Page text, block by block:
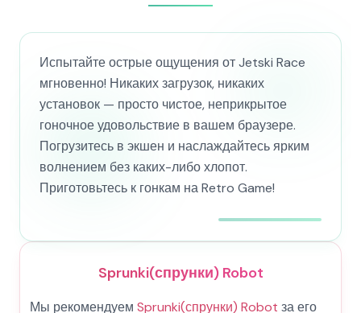
Испытайте острые ощущения от Jetski Race
мгновенно! Никаких загрузок, никаких
установок — просто чистое, неприкрытое
гоночное удовольствие в вашем браузере.
Погрузитесь в экшен и наслаждайтесь ярким
волнением без каких-либо хлопот.
Приготовьтесь к гонкам на Retro Game!
Sprunki(спрунки) Robot
Мы рекомендуем Sprunki(спрунки) Robot за его